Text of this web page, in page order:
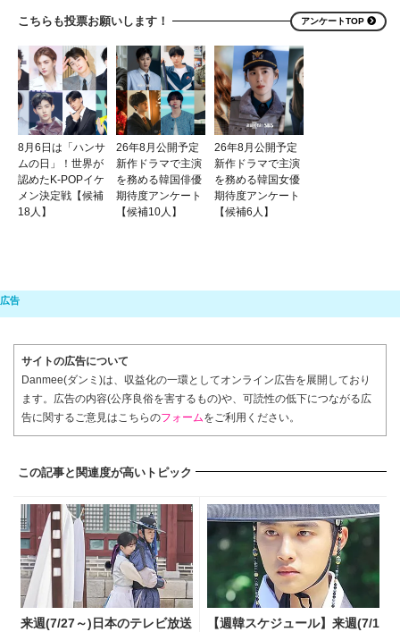
こちらも投票お願いします！ アンケートTOP
8月6日は「ハンサ
ムの日」！世界が
認めたK-POPイケ
メン決定戦【候補
18人】
26年8月公開予定
新作ドラマで主演
を務める韓国俳優
期待度アンケート
【候補10人】
26年8月公開予定
新作ドラマで主演
を務める韓国女優
期待度アンケート
【候補6人】
サイトの広告について
Danmee(ダンミ)は、収益化の一環としてオンライン広告を展開しており
ます。広告の内容(公序良俗を害するもの)や、可読性の低下につながる広
告に関するご意見はこちらのフォームをご利用ください。
この記事と関連度が高いトピック
来週(7/27～)日本のテレビ放送
【週韓スケジュール】来週(7/1